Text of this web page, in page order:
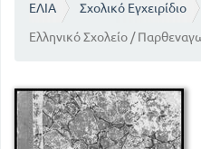
ΕΛΙΑ
Σχολικό Εγχειρίδιο
Ελληνικό Σχολείο /